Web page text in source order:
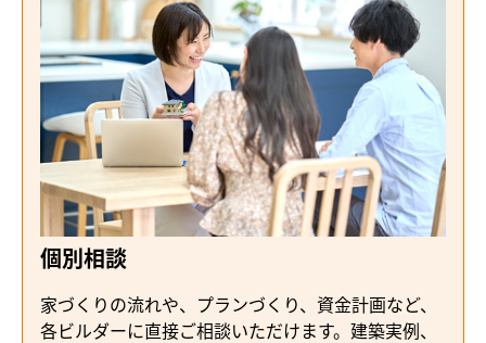
個別相談
家づくりの流れや、プランづくり、資金計画など、
各ビルダーに直接ご相談いただけます。建築実例、